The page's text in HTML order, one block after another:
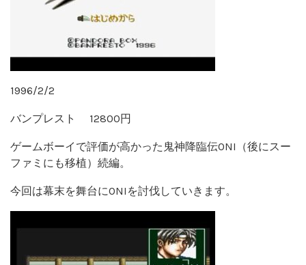
1996/2/2
バンプレスト 12800円
ゲームボーイで評価が高かった鬼神降臨伝ONI（後にスー
ファミにも移植）続編。
今回は幕末を舞台にONIを討伐していきます。